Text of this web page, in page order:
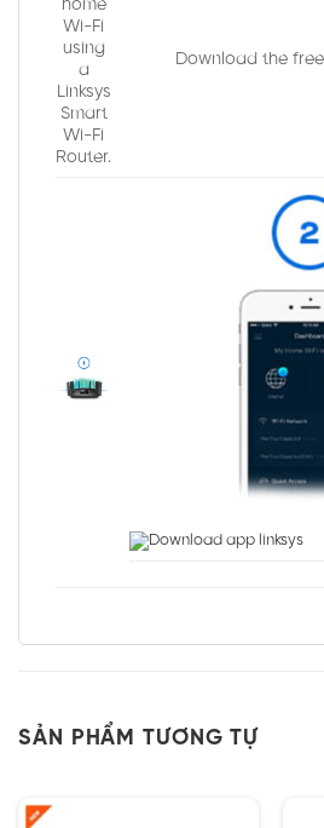
home
Wi-Fi
using
a
Linksys
Smart
Wi-Fi
Router.
Download the
SẢN PHẨM TƯƠNG TỰ